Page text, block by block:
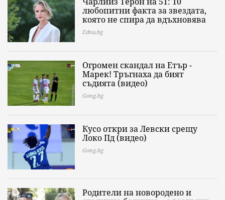
любопитни факта за звездата,
която не спира да вдъхновява
Edna.bg
Огромен скандал на Етър -
Марек! Тръгнаха да бият
съдията (видео)
Gong.bg
Кусо откри за Левски срещу
Локо Пд (видео)
Gong.bg
Родители на новородено и